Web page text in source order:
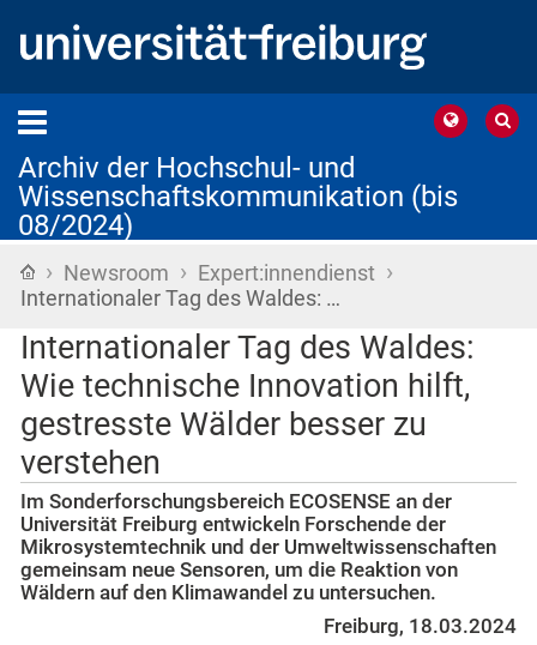
Archiv der Hochschul- und
Wissenschaftskommunikation (bis
08/2024)
Startseite
› Newsroom › Expert:innendienst ›
Internationaler Tag des Waldes: …
Internationaler Tag des Waldes:
Wie technische Innovation hilft,
gestresste Wälder besser zu
verstehen
Im Sonderforschungsbereich ECOSENSE an der
Universität Freiburg entwickeln Forschende der
Mikrosystemtechnik und der Umweltwissenschaften
gemeinsam neue Sensoren, um die Reaktion von
Wäldern auf den Klimawandel zu untersuchen.
Freiburg, 18.03.2024